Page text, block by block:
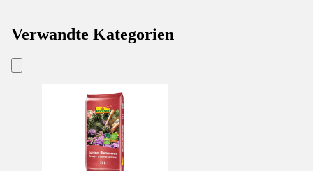
Verwandte Kategorien